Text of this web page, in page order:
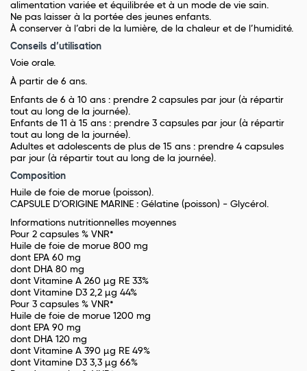
alimentation variée et équilibrée et à un mode de vie sain.
Ne pas laisser à la portée des jeunes enfants.
À conserver à l’abri de la lumière, de la chaleur et de l’humidité.
Conseils d’utilisation
Voie orale.
À partir de 6 ans.
Enfants de 6 à 10 ans : prendre 2 capsules par jour (à répartir
tout au long de la journée).
Enfants de 11 à 15 ans : prendre 3 capsules par jour (à répartir
tout au long de la journée).
Adultes et adolescents de plus de 15 ans : prendre 4 capsules
par jour (à répartir tout au long de la journée).
Composition
Huile de foie de morue (poisson).
CAPSULE D’ORIGINE MARINE : Gélatine (poisson) - Glycérol.
Informations nutritionnelles moyennes
Pour 2 capsules % VNR*
Huile de foie de morue 800 mg
dont EPA 60 mg
dont DHA 80 mg
dont Vitamine A 260 µg RE 33%
dont Vitamine D3 2,2 µg 44%
Pour 3 capsules % VNR*
Huile de foie de morue 1200 mg
dont EPA 90 mg
dont DHA 120 mg
dont Vitamine A 390 µg RE 49%
dont Vitamine D3 3,3 µg 66%